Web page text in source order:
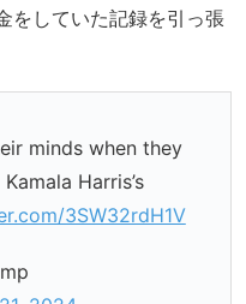
をしていた記録を引っ張
minds when they
Harris’s
3SW32rdH1V